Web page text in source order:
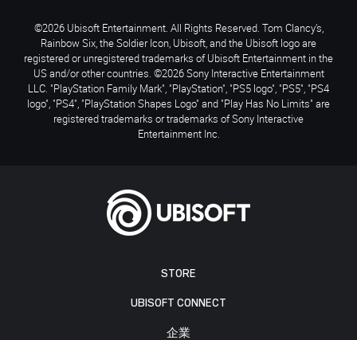
STORE
UBISOFT CONNECT
企業
©2026 Ubisoft Entertainment. All Rights Reserved. Tom Clancy’s,
Rainbow Six, the Soldier Icon, Ubisoft, and the Ubisoft logo are
registered or unregistered trademarks of Ubisoft Entertainment in the
US and/or other countries. ©2026 Sony Interactive Entertainment
LLC. "PlayStation Family Mark", "PlayStation", "PS5 logo", "PS5", "PS4
logo", "PS4", "PlayStation Shapes Logo" and "Play Has No Limits" are
registered trademarks or trademarks of Sony Interactive
Entertainment Inc.